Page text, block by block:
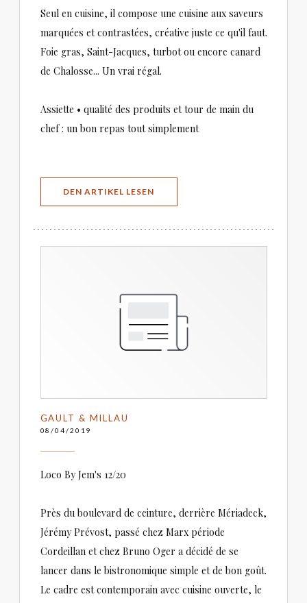
Seul en cuisine, il compose une cuisine aux saveurs
marquées et contrastées, créative juste ce qu'il faut.
Foie gras, Saint-Jacques, turbot ou encore canard
de Chalosse... Un vrai régal.
Assiette • qualité des produits et tour de main du
chef : un bon repas tout simplement
DEN ARTIKEL LESEN
GAULT & MILLAU
08/04/2019
Loco By Jem's 12/20
Près du boulevard de ceinture, derrière Mériadeck,
Jérémy Prévost, passé chez Marx période
Cordeillan et chez Bruno Oger a décidé de se
lancer dans le bistronomique simple et de bon goût.
Le cadre est contemporain avec cuisine ouverte, le